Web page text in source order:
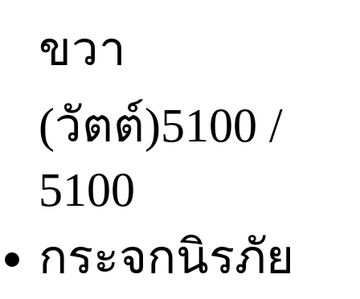
ขวา
(วัตต์)5100 /
5100
กระจกนิรภัย